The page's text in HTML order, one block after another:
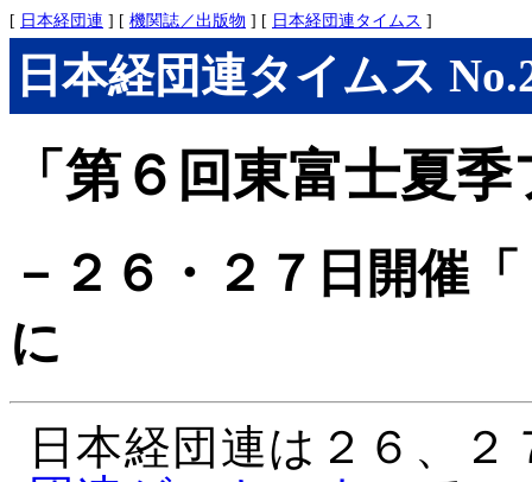
[ 日本経団連 ] [ 機関誌／出版物 ] [ 日本経団連タイムス ]
日本経団連タイムス
「第６回東富士夏
－２６・２７日開催
に
日本経団連は２６、